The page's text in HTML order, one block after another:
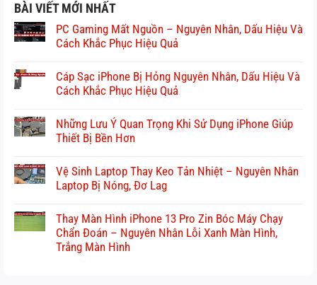
BÀI VIẾT MỚI NHẤT
PC Gaming Mất Nguồn – Nguyên Nhân, Dấu Hiệu Và
Cách Khắc Phục Hiệu Quả
Cáp Sạc iPhone Bị Hỏng Nguyên Nhân, Dấu Hiệu Và
Cách Khắc Phục Hiệu Quả
Những Lưu Ý Quan Trọng Khi Sử Dụng iPhone Giúp
Thiết Bị Bền Hơn
Vệ Sinh Laptop Thay Keo Tản Nhiệt – Nguyên Nhân
Laptop Bị Nóng, Đơ Lag
Thay Màn Hình iPhone 13 Pro Zin Bóc Máy Chạy
Chẩn Đoán – Nguyên Nhân Lỗi Xanh Màn Hình,
Trắng Màn Hình